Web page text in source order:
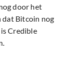
door het
dat Bitcoin nog
Credible